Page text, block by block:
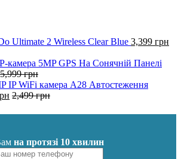
Ultimate 2 Wireless Clear Blue 3,399 грн
камера 5MP GPS На Сонячній Панелі
5,999грн
IP WiFi камера A28 Автостеження
2,499грн
на протязі 10 хвилин